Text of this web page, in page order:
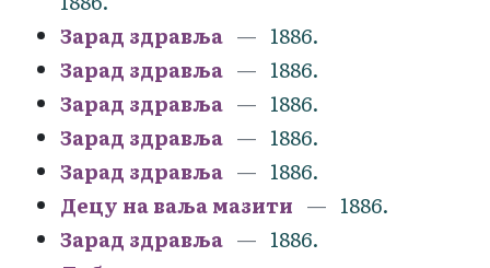
Зарад здравља
1886.
Зарад здравља
1886.
Зарад здравља
1886.
Зарад здравља
1886.
Зарад здравља
1886.
Децу на ваља мазити
1886.
Зарад здравља
1886.